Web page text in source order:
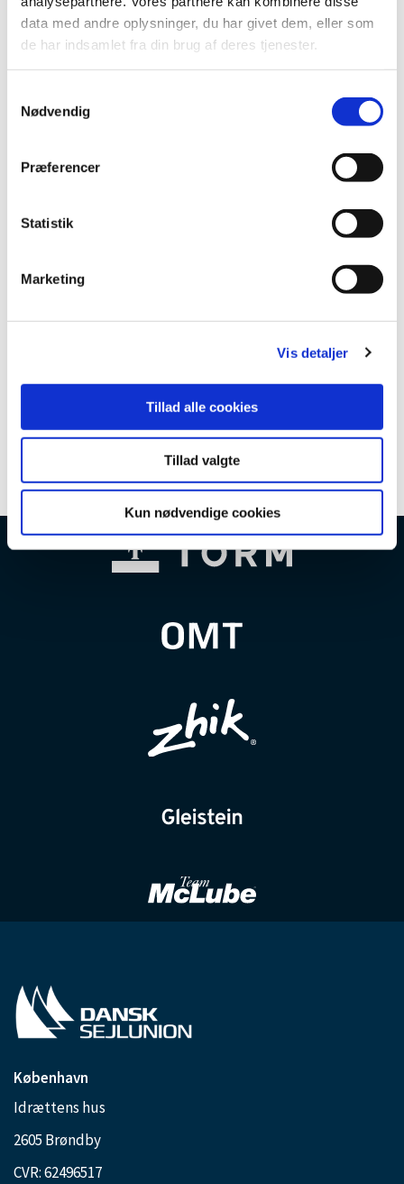
data med andre oplysninger, du har givet dem, eller som
de har indsamlet fra din brug af deres tjenester.
Nødvendig
Præferencer
Statistik
Marketing
Vis detaljer
Tillad alle cookies
Tillad valgte
Kun nødvendige cookies
København
Idrættens hus
2605 Brøndby
CVR: 62496517